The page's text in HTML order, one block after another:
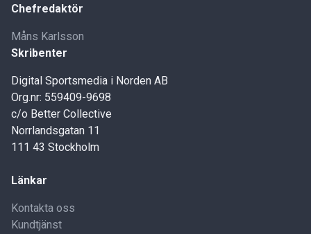
Chefredaktör
Måns Karlsson
Skribenter
Digital Sportsmedia i Norden AB
Org.nr: 559409-9698
c/o Better Collective
Norrlandsgatan 11
111 43 Stockholm
Länkar
Kontakta oss
Kundtjänst